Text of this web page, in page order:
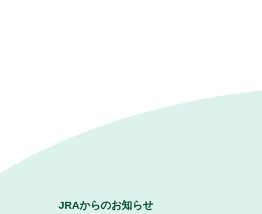
JRAからのお知らせ